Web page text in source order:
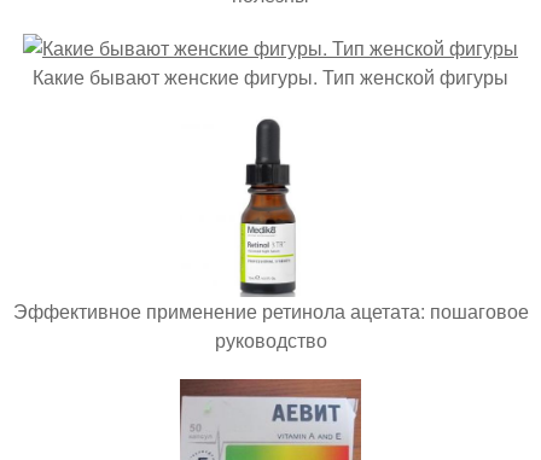
Какие бывают женские фигуры. Тип женской фигуры
Эффективное применение ретинола ацетата: пошаговое
руководство